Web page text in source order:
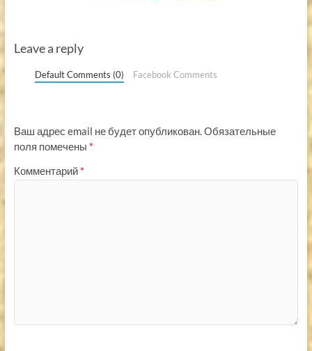
Leave a reply
Default Comments (0) Facebook Comments
Ваш адрес email не будет опубликован.Обязательные
поля помечены *
Комментарий *